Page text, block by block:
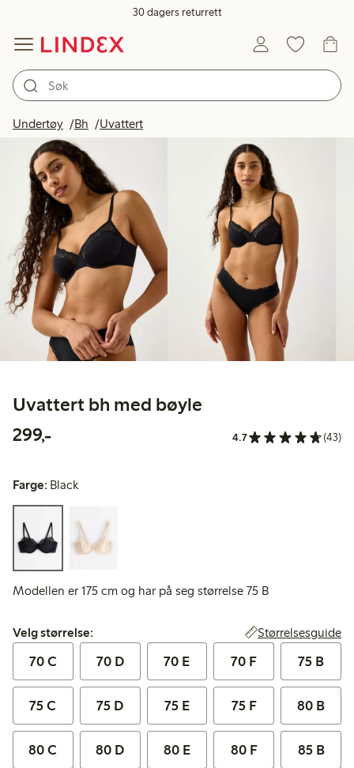
30 dagers returrett
Undertøy Bh Uvattert
Uvattert bh med bøyle
299,-299,00 kr 4.7 (43)
Farge: Black
Modellen er 175 cm og har på seg størrelse 75 B
Velg størrelse:
Velg størrelse: Størrelsesguide
70 C 70 D 70 E 70 F 75 B
75 C 75 D 75 E 75 F 80 B
80 C 80 D 80 E 80 F 85 B